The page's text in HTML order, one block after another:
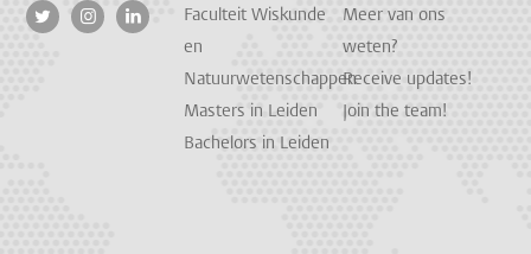
Faculteit Wiskunde
en
Natuurwetenschappen
Masters in Leiden
Bachelors in Leiden
Meer van ons
weten?
Receive updates!
Join the team!